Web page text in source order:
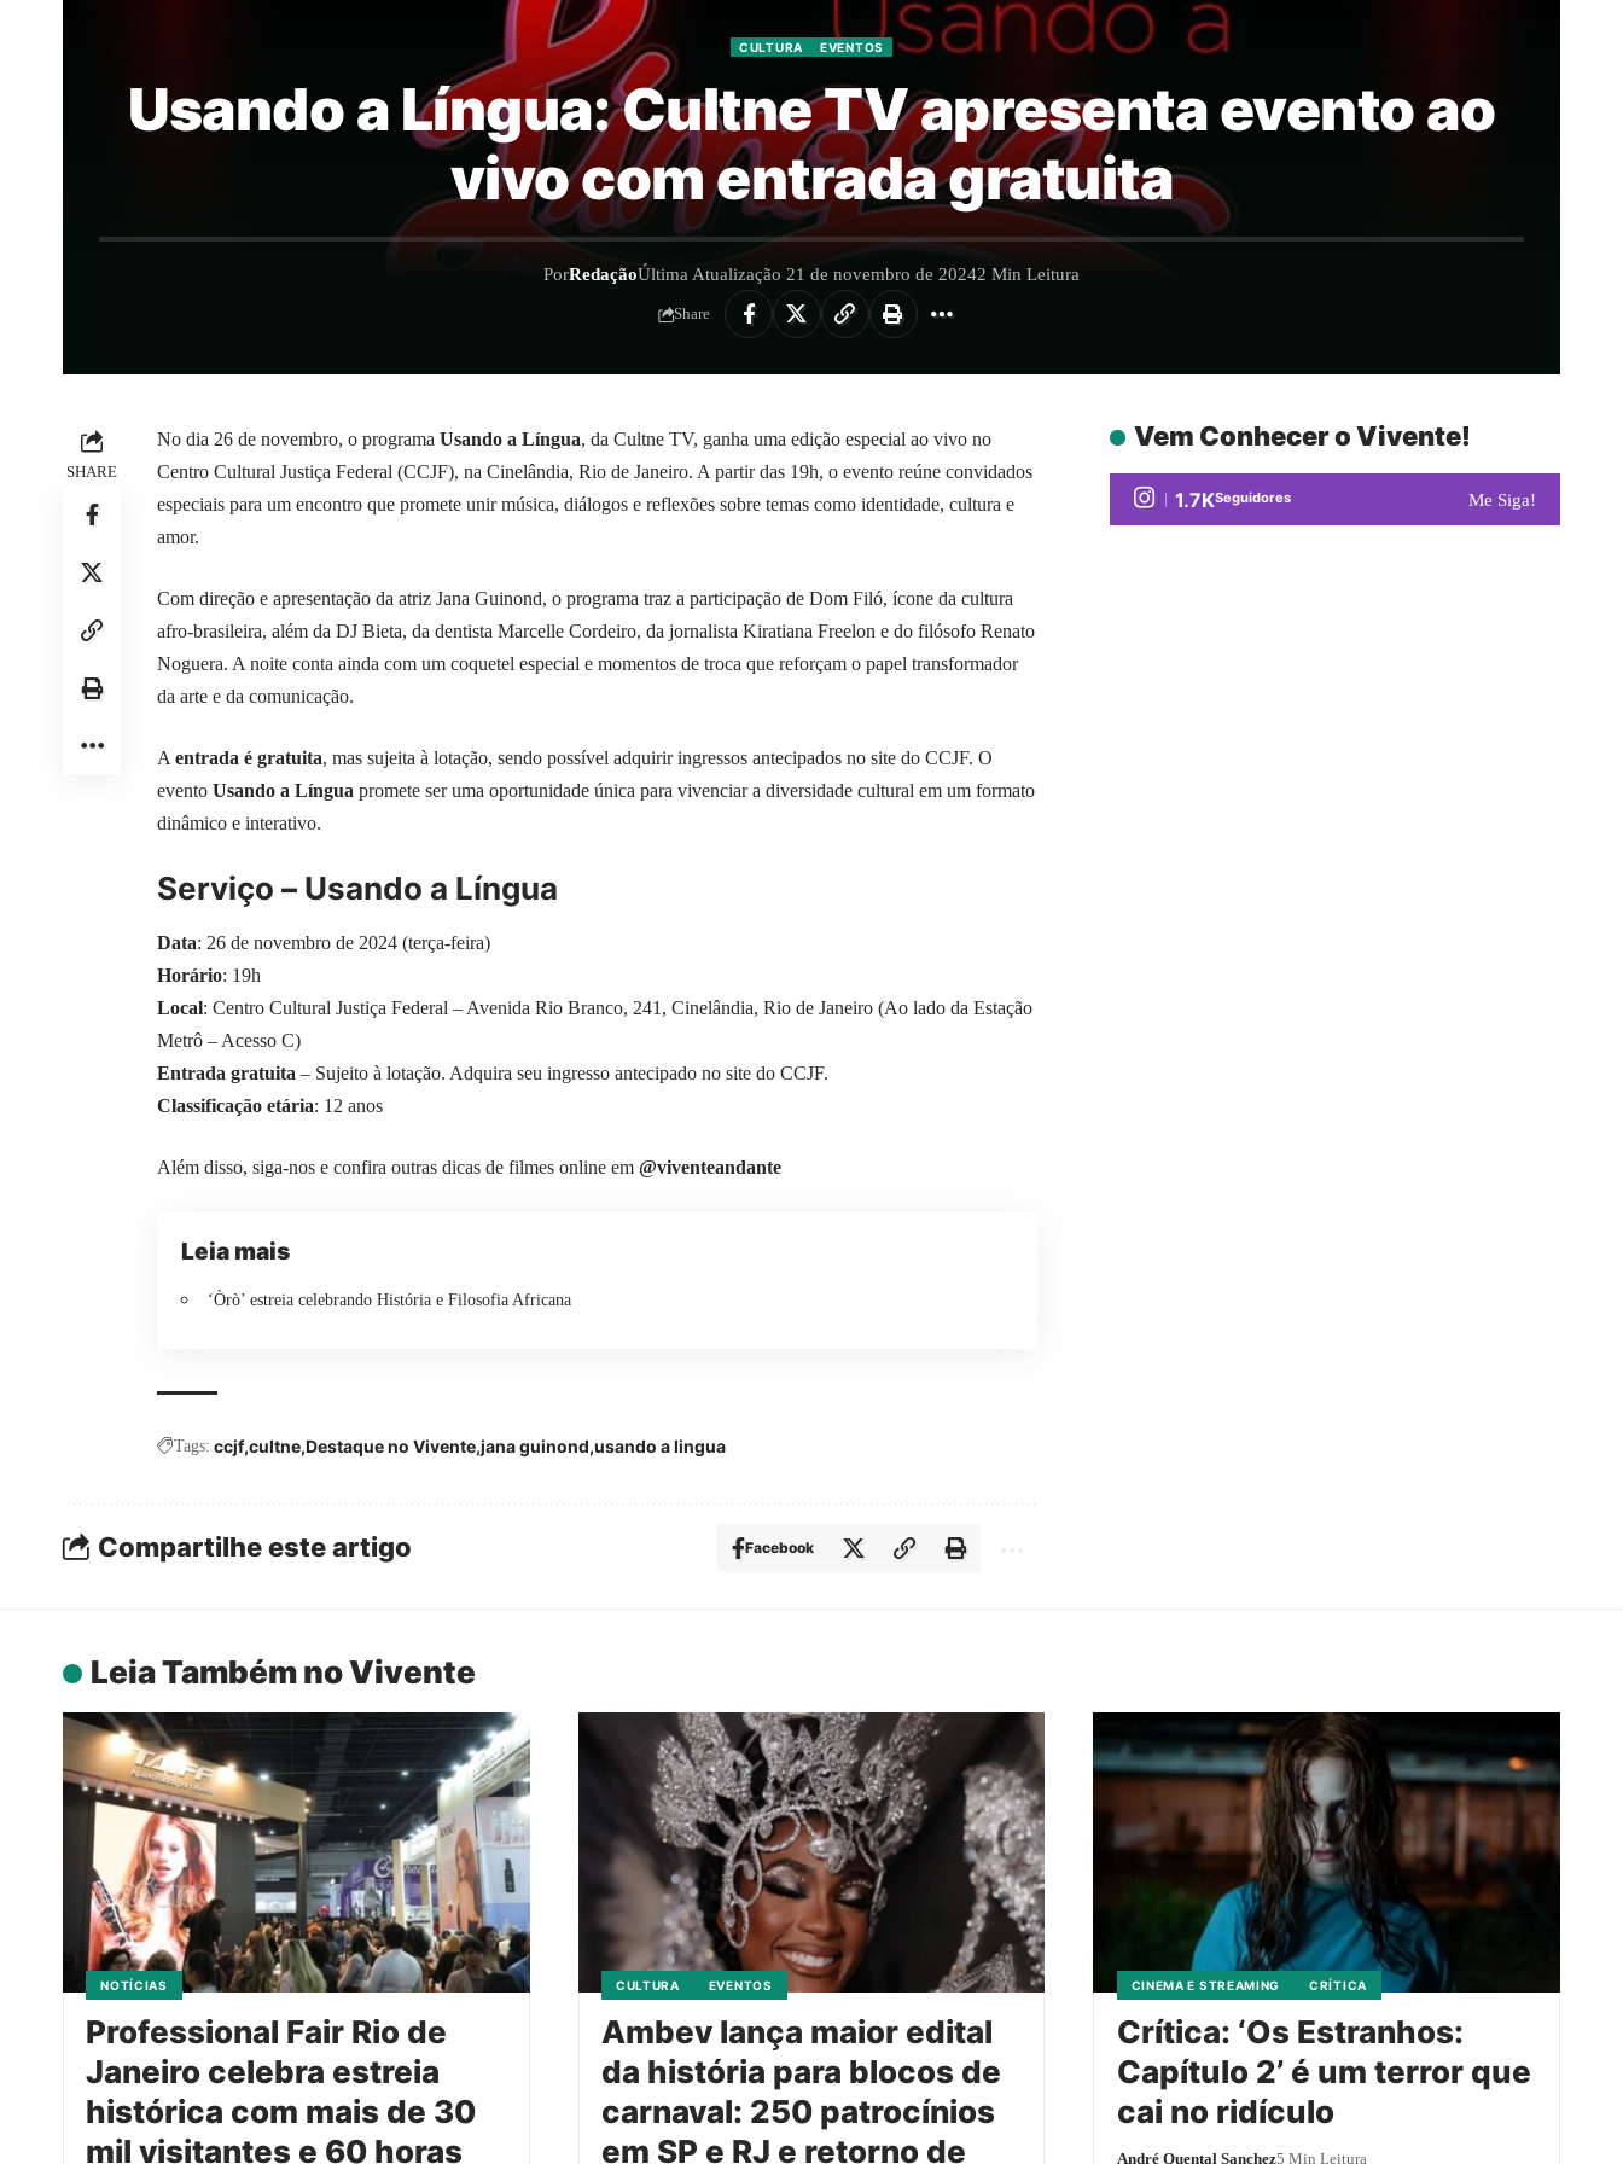
CULTURA EVENTOS
Usando a Língua: Cultne TV apresenta evento ao
vivo com entrada gratuita
PorRedaçãoÚltima Atualização 21 de novembro de 20242 Min Leitura
Share
SHARE
No dia 26 de novembro, o programa Usando a Língua, da Cultne TV, ganha uma edição especial ao vivo no
Centro Cultural Justiça Federal (CCJF), na Cinelândia, Rio de Janeiro. A partir das 19h, o evento reúne convidados
especiais para um encontro que promete unir música, diálogos e reflexões sobre temas como identidade, cultura e
amor.
Com direção e apresentação da atriz Jana Guinond, o programa traz a participação de Dom Filó, ícone da cultura
afro-brasileira, além da DJ Bieta, da dentista Marcelle Cordeiro, da jornalista Kiratiana Freelon e do filósofo Renato
Noguera. A noite conta ainda com um coquetel especial e momentos de troca que reforçam o papel transformador
da arte e da comunicação.
A entrada é gratuita, mas sujeita à lotação, sendo possível adquirir ingressos antecipados no site do CCJF. O
evento Usando a Língua promete ser uma oportunidade única para vivenciar a diversidade cultural em um formato
dinâmico e interativo.
Serviço – Usando a Língua
Data: 26 de novembro de 2024 (terça-feira)
Horário: 19h
Local: Centro Cultural Justiça Federal – Avenida Rio Branco, 241, Cinelândia, Rio de Janeiro (Ao lado da Estação
Metrô – Acesso C)
Entrada gratuita – Sujeito à lotação. Adquira seu ingresso antecipado no site do CCJF.
Classificação etária: 12 anos
Além disso, siga-nos e confira outras dicas de filmes online em @viventeandante
Leia mais
‘Òrò’ estreia celebrando História e Filosofia Africana
Tags: ccjf cultne Destaque no Vivente jana guinond usando a lingua
Compartilhe este artigo Facebook
Vem Conhecer o Vivente!
1.7KSeguidores Me Siga!
Leia Também no Vivente
NOTÍCIAS
Professional Fair Rio de
Janeiro celebra estreia
histórica com mais de 30
mil visitantes e 60 horas
CULTURA EVENTOS
Ambev lança maior edital
da história para blocos de
carnaval: 250 patrocínios
em SP e RJ e retorno de
CINEMA E STREAMING CRÍTICA
Crítica: ‘Os Estranhos:
Capítulo 2’ é um terror que
cai no ridículo
André Quental Sanchez5 Min Leitura